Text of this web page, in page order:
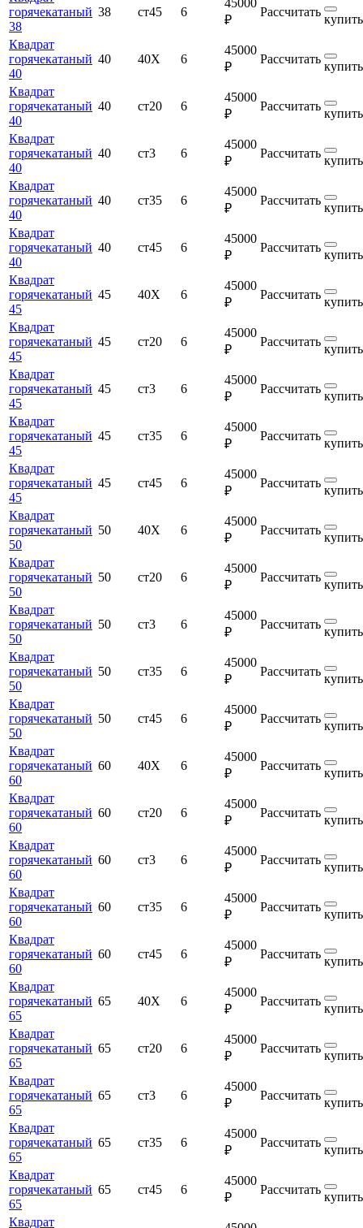
горячекатаный
38
38 ст45 6
₽
Рассчитать
купить
Квадрат
горячекатаный
40
40 40Х 6
45000
₽
Рассчитать
купить
Квадрат
горячекатаный
40
40 ст20 6
45000
₽
Рассчитать
купить
Квадрат
горячекатаный
40
40 ст3 6
45000
₽
Рассчитать
купить
Квадрат
горячекатаный
40
40 ст35 6
45000
₽
Рассчитать
купить
Квадрат
горячекатаный
40
40 ст45 6
45000
₽
Рассчитать
купить
Квадрат
горячекатаный
45
45 40Х 6
45000
₽
Рассчитать
купить
Квадрат
горячекатаный
45
45 ст20 6
45000
₽
Рассчитать
купить
Квадрат
горячекатаный
45
45 ст3 6
45000
₽
Рассчитать
купить
Квадрат
горячекатаный
45
45 ст35 6
45000
₽
Рассчитать
купить
Квадрат
горячекатаный
45
45 ст45 6
45000
₽
Рассчитать
купить
Квадрат
горячекатаный
50
50 40Х 6
45000
₽
Рассчитать
купить
Квадрат
горячекатаный
50
50 ст20 6
45000
₽
Рассчитать
купить
Квадрат
горячекатаный
50
50 ст3 6
45000
₽
Рассчитать
купить
Квадрат
горячекатаный
50
50 ст35 6
45000
₽
Рассчитать
купить
Квадрат
горячекатаный
50
50 ст45 6
45000
₽
Рассчитать
купить
Квадрат
горячекатаный
60
60 40Х 6
45000
₽
Рассчитать
купить
Квадрат
горячекатаный
60
60 ст20 6
45000
₽
Рассчитать
купить
Квадрат
горячекатаный
60
60 ст3 6
45000
₽
Рассчитать
купить
Квадрат
горячекатаный
60
60 ст35 6
45000
₽
Рассчитать
купить
Квадрат
горячекатаный
60
60 ст45 6
45000
₽
Рассчитать
купить
Квадрат
горячекатаный
65
65 40Х 6
45000
₽
Рассчитать
купить
Квадрат
горячекатаный
65
65 ст20 6
45000
₽
Рассчитать
купить
Квадрат
горячекатаный
65
65 ст3 6
45000
₽
Рассчитать
купить
Квадрат
горячекатаный
65
65 ст35 6
45000
₽
Рассчитать
купить
Квадрат
горячекатаный
65
65 ст45 6
45000
₽
Рассчитать
купить
Квадрат